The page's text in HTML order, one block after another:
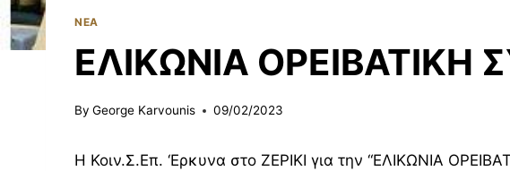
ΝΈΑ
ΕΛΙΚΩΝΙΑ ΟΡΕΙΒΑΤΙΚΗ
By George Karvounis 09/02/2023
Η Κοιν.Σ.Επ. ‘Ερκυνα στο ΖΕΡΙΚΙ για την “ΕΛΙΚΩΝΙΑ